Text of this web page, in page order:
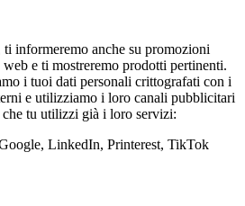
informeremo anche su promozioni
web e ti mostreremo prodotti pertinenti.
i tuoi dati personali crittografati con i
e utilizziamo i loro canali pubblicitari
tu utilizzi già i loro servizi:
LinkedIn, Printerest, TikTok